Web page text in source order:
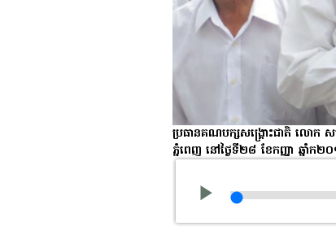
ប្រធាន​គណបក្ស​សង្គ្រោះ​ជាតិ លោក
ភ្នំពេញ នៅ​ថ្ងៃ​ទី​២៨ ខែ​កញ្ញា ឆ្នាំ​ក២